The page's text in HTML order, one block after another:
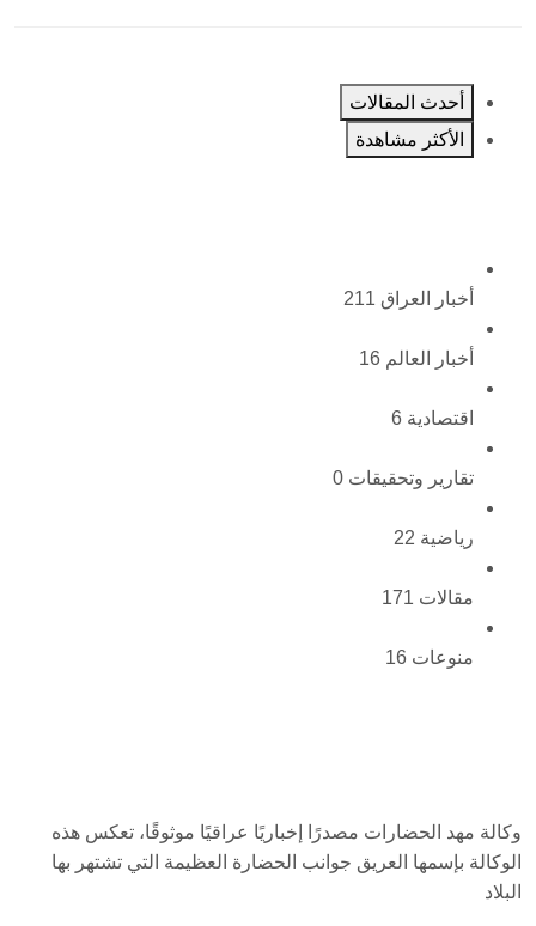
أحدث المقالات
الأكثر مشاهدة
أخبار العراق 211
أخبار العالم 16
اقتصادية 6
تقارير وتحقيقات 0
رياضية 22
مقالات 171
منوعات 16
وكالة مهد الحضارات مصدرًا إخباريًا عراقيًا موثوقًا، تعكس هذه
الوكالة بإسمها العريق جوانب الحضارة العظيمة التي تشتهر بها
البلاد